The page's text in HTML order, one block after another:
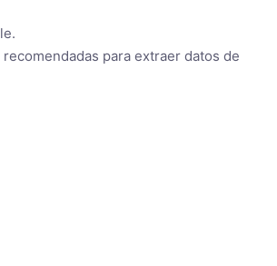
para extraer datos de